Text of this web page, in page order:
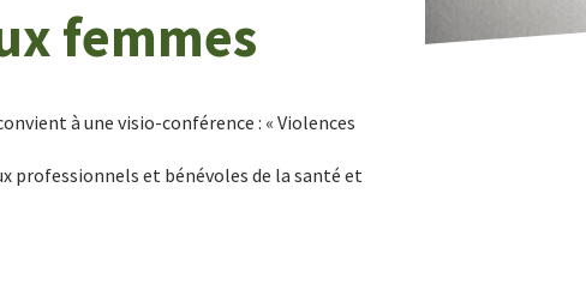
femmes
à une visio-conférence : « Violences
professionnels et bénévoles de la santé et